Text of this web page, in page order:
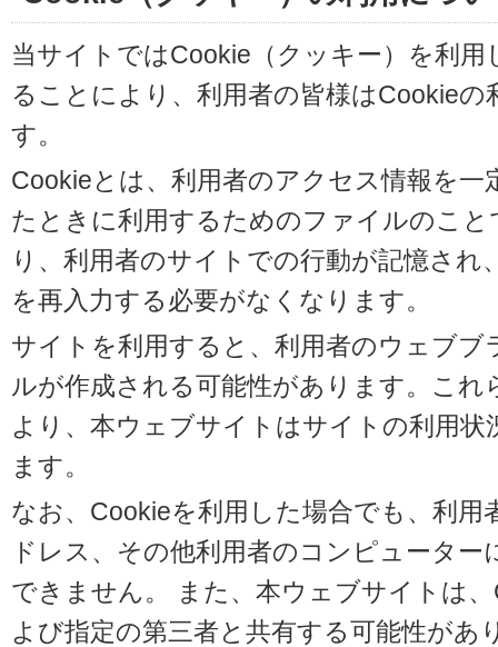
当サイトではCookie（クッキー）を利
ることにより、利用者の皆様はCookie
す。
Cookieとは、利用者のアクセス情報を
たときに利用するためのファイルのこ
り、利用者のサイトでの行動が記憶さ
を再入力する必要がなくなります。
サイトを利用すると、利用者のウェブ
ルが作成される可能性があります。こ
より、本ウェブサイトはサイトの利用
ます。
なお、Cookieを利用した場合でも、利用
ドレス、その他利用者のコンピュータ
できません。 また、本ウェブサイトは
よび指定の第三者と共有する可能性があ